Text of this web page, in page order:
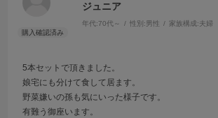
ジュニア
年代:70代～ 性別:男性 家族構成:夫婦
5本セットで頂きました。
娘宅にも分けて食して居ます。
野菜嫌いの孫も気にいった様子です。
有難う御座います。